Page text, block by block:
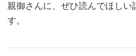
親御さんに、ぜひ読んでほしい
す。